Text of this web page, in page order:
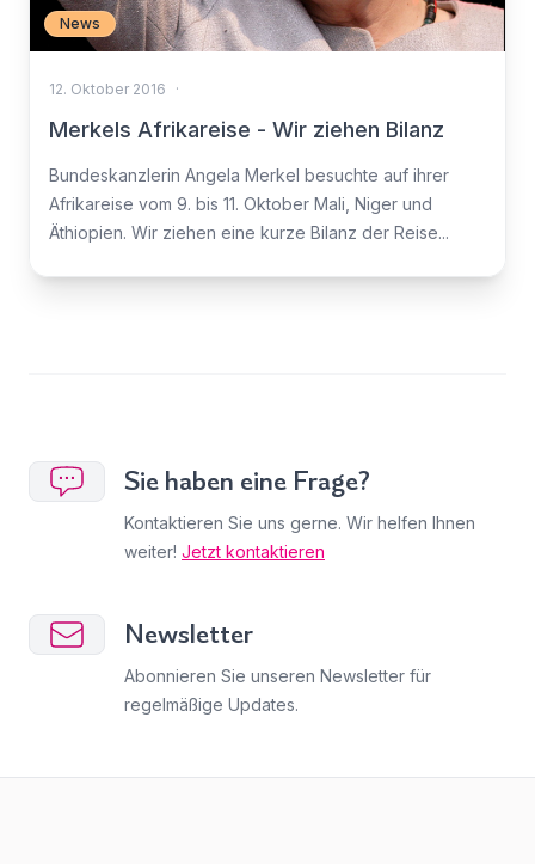
News
12. Oktober 2016 ·
Merkels Afrikareise - Wir ziehen Bilanz
Bundeskanzlerin Angela Merkel besuchte auf ihrer
Afrikareise vom 9. bis 11. Oktober Mali, Niger und
Äthiopien. Wir ziehen eine kurze Bilanz der Reise...
Sie haben eine Frage?
Kontaktieren Sie uns gerne. Wir helfen Ihnen
weiter! Jetzt kontaktieren
Newsletter
Abonnieren Sie unseren Newsletter für
regelmäßige Updates.